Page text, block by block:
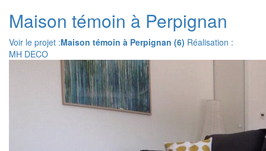
Maison témoin à Perpignan
Voir le projet :Maison témoin à Perpignan (6) Réalisation :
MH DECO